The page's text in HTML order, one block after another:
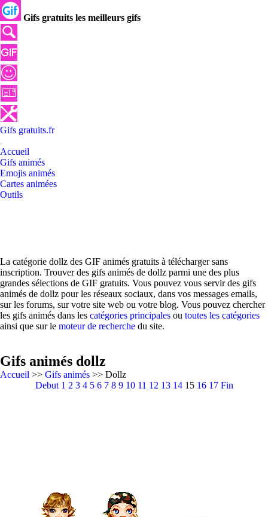
Gifs gratuits les meilleurs gifs
Gifs gratuits.fr
Accueil
Gifs animés
Emojis animés
Cartes animées
Outils
La catégorie dollz des GIF animés gratuits à télécharger sans
inscription. Trouver des gifs animés de dollz parmi une des plus
grandes sélections de GIF gratuits. Vous pouvez vous servir des gifs
animés de dollz pour les réseaux sociaux, dans vos messages emails,
sur les forums, sur votre site web ou votre blog. Vous pouvez chercher
les gifs animés dans les catégories principales ou toutes les catégories
ainsi que sur le moteur de recherche du site.
Gifs animés dollz
Accueil >> Gifs animés >> Dollz
Debut 1 2 3 4 5 6 7 8 9 10 11 12 13 14 15 16 17 Fin